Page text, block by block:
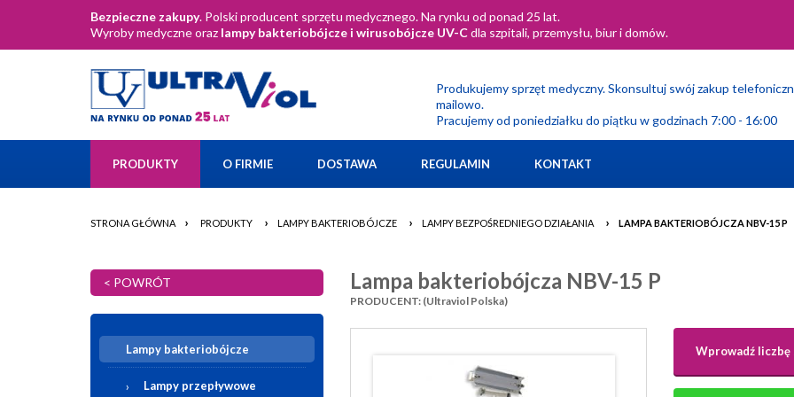
Bezpieczne zakupy. Polski producent sprzętu medycznego. Na rynku od ponad 25 lat.
Wyroby medyczne oraz lampy bakteriobójcze i wirusobójcze UV-Cdla szpitali, przemysłu, biur i domów.
Produkujemy sprzęt medyczny. Skonsultuj swój zakup
mailowo.
Pracujemy od poniedziałku do piątku w godzinach 7:00 - 16:00
PRODUKTY O FIRMIE DOSTAWA REGULAMIN KONTAKT
STRONA GŁÓWNA › PRODUKTY › LAMPY BAKTERIOBÓJCZE › LAMPY BEZPOŚREDNIEGO DZIAŁANIA › LAMPA BAKTERIOBÓJCZA NBV-15 P
< POWRÓT
Lampy bakteriobójcze
Lampy przepływowe
Lampa bakteriobójcza NBV-15 P
PRODUCENT: (Ultraviol Polska)
Wprowadź liczbę